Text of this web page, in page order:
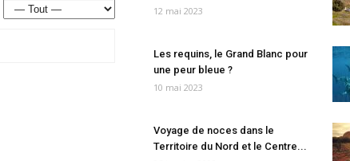
12 mai 2023
Les requins, le Grand Blanc pour
une peur bleue ?
10 mai 2023
Voyage de noces dans le
Territoire du Nord et le Centre...